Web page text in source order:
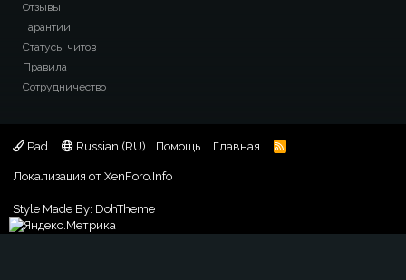
Отзывы
Гарантии
Статусы читов
Правила
Сотрудничество
Pad Russian (RU) Помощь Главная
R
Локализация от XenForo.Info
Style Made By: DohTheme